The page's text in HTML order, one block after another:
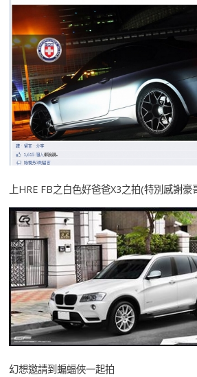
上HRE FB之白色好爸爸X3之拍(特別感謝豪
幻想邀請到蝙蝠俠一起拍